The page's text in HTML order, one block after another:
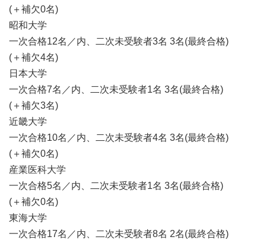
(＋補欠0名)
昭和大学
一次合格12名／内、二次未受験者3名 3名(最終合格)
(＋補欠4名)
日本大学
一次合格7名／内、二次未受験者1名 3名(最終合格)
(＋補欠3名)
近畿大学
一次合格10名／内、二次未受験者4名 3名(最終合格)
(＋補欠0名)
産業医科大学
一次合格5名／内、二次未受験者1名 3名(最終合格)
(＋補欠0名)
東海大学
一次合格17名／内、二次未受験者8名 2名(最終合格)